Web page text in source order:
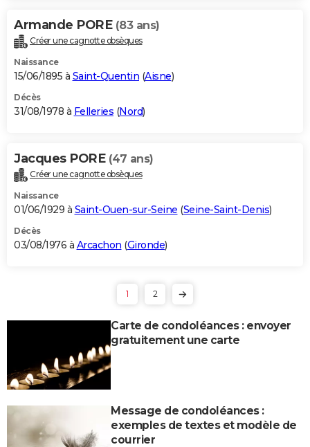
Armande PORE (83 ans)
Créer une cagnotte obsèques
Naissance
15/06/1895 à Saint-Quentin (Aisne)
Décès
31/08/1978 à Felleries (Nord)
Jacques PORE (47 ans)
Créer une cagnotte obsèques
Naissance
01/06/1929 à Saint-Ouen-sur-Seine (Seine-Saint-Denis)
Décès
03/08/1976 à Arcachon (Gironde)
1 2
Carte de condoléances : envoyer
gratuitement une carte
Message de condoléances :
exemples de textes et modèle de
courrier